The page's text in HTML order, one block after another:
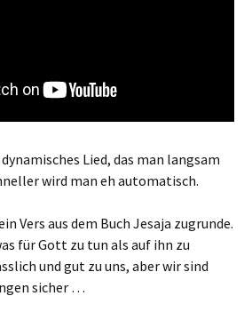
Lied, das man langsam
wird man eh automatisch.
Vers aus dem Buch Jesaja zugrunde.
für Gott zu tun als auf ihn zu
und gut zu uns, aber wir sind
sicher …